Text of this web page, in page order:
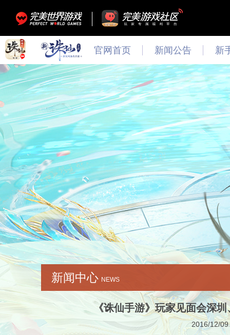
官网首页 新闻公告
最新
新闻
公告
活动
新
新闻中心 NEWS
《诛仙手游》玩家见面会深
2016/12/09